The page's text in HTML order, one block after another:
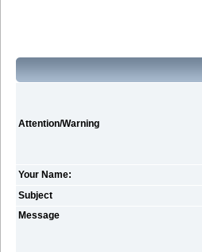
Attention/Warning
Your Name:
Subject
Message